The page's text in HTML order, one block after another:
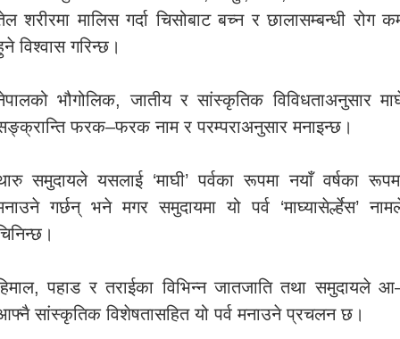
शरीरमा मालिस गर्दा चिसोबाट बच्न र छालासम्बन्धी रोग
विश्वास गरिन्छ।
भौगोलिक, जातीय र सांस्कृतिक विविधताअनुसार
फरक–फरक नाम र परम्पराअनुसार मनाइन्छ।
समुदायले यसलाई ‘माघी’ पर्वका रूपमा नयाँ वर्षका
गर्छन् भने मगर समुदायमा यो पर्व ‘माघ्यासेर्ल्हेस’
पहाड र तराईका विभिन्न जातजाति तथा समुदायले
सांस्कृतिक विशेषतासहित यो पर्व मनाउने प्रचलन छ।